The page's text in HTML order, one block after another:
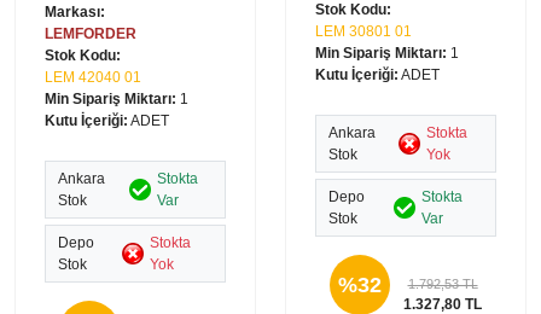
Markası:
LEMFORDER
Stok Kodu:
LEM 42040 01
Min Sipariş Miktarı: 1
Kutu İçeriği: ADET
Ankara
Stok
Stokta
Var
Depo
Stok
Stokta
Yok
Stok Kodu:
LEM 30801 01
Min Sipariş Miktarı: 1
Kutu İçeriği: ADET
Ankara
Stok
Stokta
Yok
Depo
Stok
Stokta
Var
%32 1.792,53 TL
1.327,80 TL